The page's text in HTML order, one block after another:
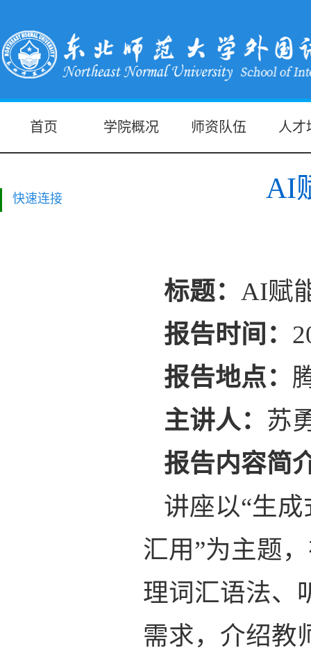
首页 学院概况 师资队伍 人才
快速连接 AI
标题： AI赋
报告时间：
报告地点：
主讲人： 苏
报告内容简
讲座以“生
汇用”为主题
理词汇语法、
需求，介绍教